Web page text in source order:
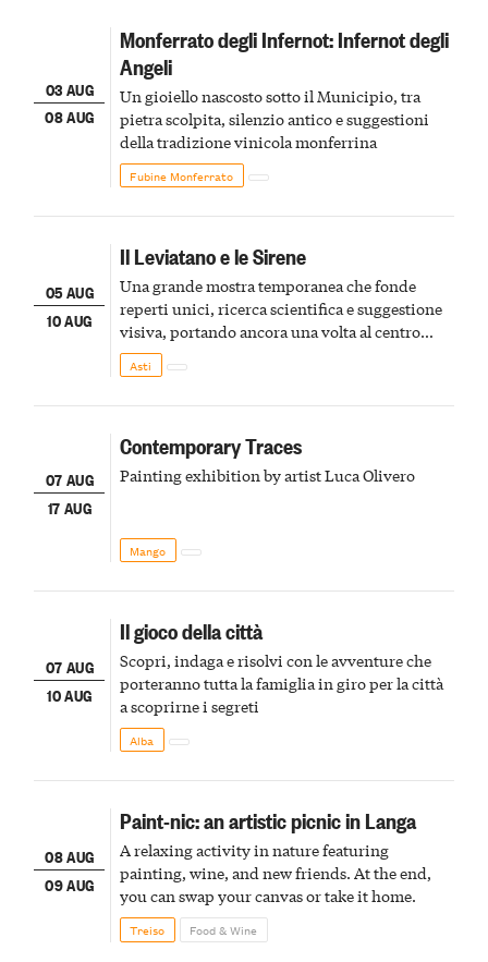
03 AUG
08 AUG
Monferrato degli Infernot: Infernot degli
Angeli
Un gioiello nascosto sotto il Municipio, tra
pietra scolpita, silenzio antico e suggestioni
della tradizione vinicola monferrina
Fubine Monferrato
05 AUG
10 AUG
Il Leviatano e le Sirene
Una grande mostra temporanea che fonde
reperti unici, ricerca scientifica e suggestione
visiva, portando ancora una volta al centro
della scena le meraviglie del passato astigiano
Asti
07 AUG
17 AUG
Contemporary Traces
Painting exhibition by artist Luca Olivero
Mango
07 AUG
10 AUG
Il gioco della città
Scopri, indaga e risolvi con le avventure che
porteranno tutta la famiglia in giro per la città
a scoprirne i segreti
Alba
08 AUG
09 AUG
Paint-nic: an artistic picnic in Langa
A relaxing activity in nature featuring
painting, wine, and new friends. At the end,
you can swap your canvas or take it home.
Treiso Food & Wine